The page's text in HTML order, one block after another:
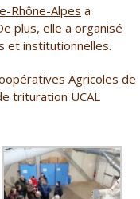
Rhône-Alpes a
plus, elle a organisé
et institutionnelles.
Agricoles de
trituration UCAL